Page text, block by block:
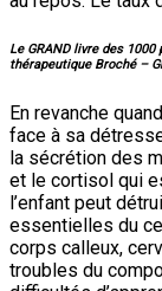
Le GRAND livre des
thérapeutique Broché –
En revanche
face à sa
la sécrétion des
et le cortisol qui
l’enfant peut
essentielles du
corps calleux,
troubles du